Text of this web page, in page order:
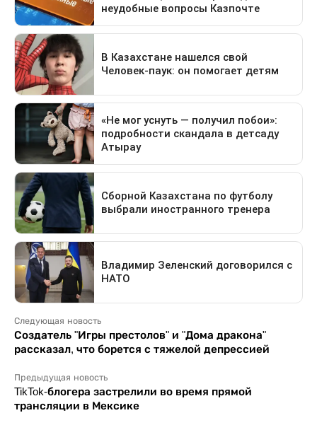
Следующая новость
Создатель "Игры престолов" и "Дома дракона"
рассказал, что борется с тяжелой депрессией
Предыдущая новость
TikTok-блогера застрелили во время прямой
трансляции в Мексике